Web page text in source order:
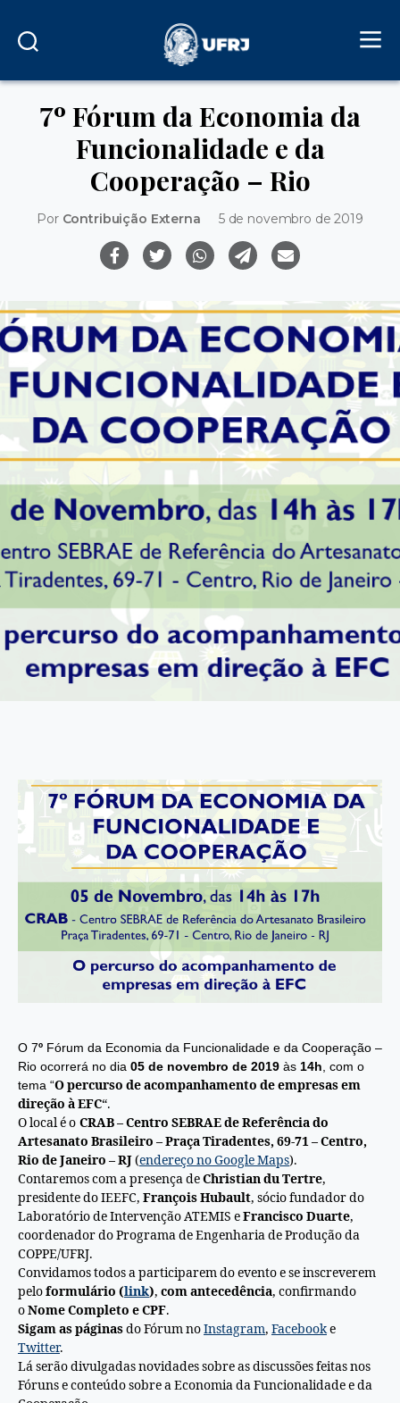
7º Fórum da Economia da
Funcionalidade e da
Cooperação – Rio
Por Contribuição Externa 5 de novembro de 2019
O 7º Fórum da Economia da Funcionalidade e da Cooperação –
Rio ocorrerá no dia 05 de novembro de 2019 às 14h, com o
tema “O percurso de acompanhamento de empresas em
direção à EFC“.
O local é o CRAB – Centro SEBRAE de Referência do
Artesanato Brasileiro – Praça Tiradentes, 69-71 – Centro,
Rio de Janeiro – RJ(endereço no Google Maps).
Contaremos com a presença deChristian du Tertre,
presidente do IEEFC, François Hubault, sócio fundador do
Laboratório de Intervenção ATEMIS eFrancisco Duarte,
coordenador do Programa de Engenharia de Produção da
COPPE/UFRJ.
Convidamos todos a participarem do evento e se inscreverem
peloformulário (link), com antecedência, confirmando
oNome Completo e CPF.
Sigam aspáginasdo Fórum noInstagram, Facebooke
Twitter.
Lá serão divulgadas novidades sobre as discussões feitas nos
Fóruns e conteúdo sobre a Economia da Funcionalidade e da